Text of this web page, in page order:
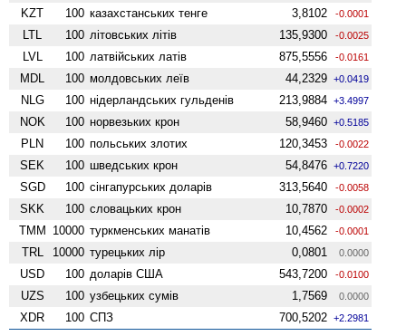
KZT 100 казахстанських тенге 3,8102 -0.0001
LTL 100 літовських літів 135,9300 -0.0025
LVL 100 латвійських латів 875,5556 -0.0161
MDL 100 молдовських леїв 44,2329 +0.0419
NLG 100 нідерландських гульденів 213,9884 +3.4997
NOK 100 норвезьких крон 58,9460 +0.5185
PLN 100 польських злотих 120,3453 -0.0022
SEK 100 шведських крон 54,8476 +0.7220
SGD 100 сінгапурських доларів 313,5640 -0.0058
SKK 100 словацьких крон 10,7870 -0.0002
TMM 10000 туркменських манатів 10,4562 -0.0001
TRL 10000 турецьких лір 0,0801 0.0000
USD 100 доларів США 543,7200 -0.0100
UZS 100 узбецьких сумів 1,7569 0.0000
XDR 100 СПЗ 700,5202 +2.2981